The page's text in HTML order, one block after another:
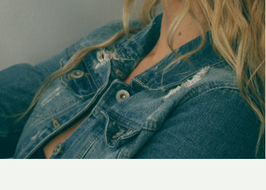
21 septembre 2020
Connaitre les signes de la grossesse
pour se préparer à l’accouchement